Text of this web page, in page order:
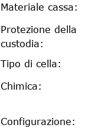
Materiale cassa:
Protezione della
custodia:
Tipo di cella:
Chimica:
Configurazione: